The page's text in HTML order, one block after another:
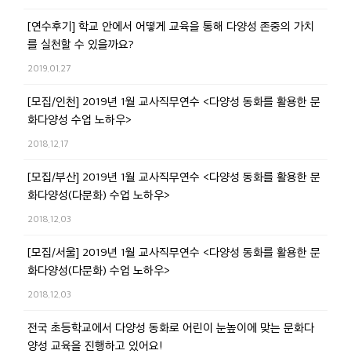
[연수후기] 학교 안에서 어떻게 교육을 통해 다양성 존중의 가치
를 실천할 수 있을까요?
2019.01.27
[모집/인천] 2019년 1월 교사직무연수 <다양성 동화를 활용한 문
화다양성 수업 노하우>
2018.12.17
[모집/부산] 2019년 1월 교사직무연수 <다양성 동화를 활용한 문
화다양성(다문화) 수업 노하우>
2018.12.03
[모집/서울] 2019년 1월 교사직무연수 <다양성 동화를 활용한 문
화다양성(다문화) 수업 노하우>
2018.12.03
전국 초등학교에서 다양성 동화로 어린이 눈높이에 맞는 문화다
양성 교육을 진행하고 있어요!